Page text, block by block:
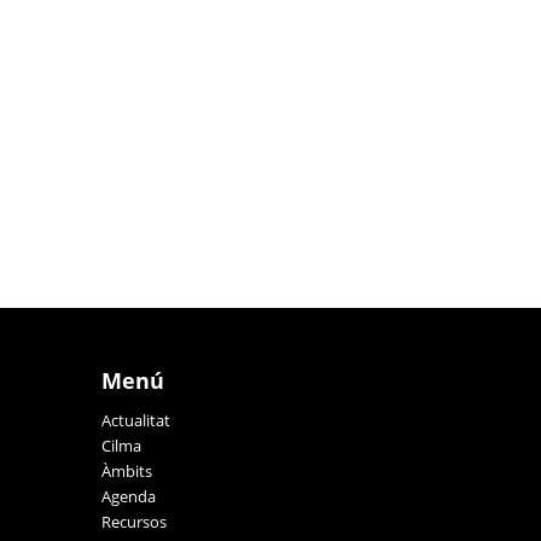
Menú
Actualitat
Cilma
Àmbits
Agenda
Recursos